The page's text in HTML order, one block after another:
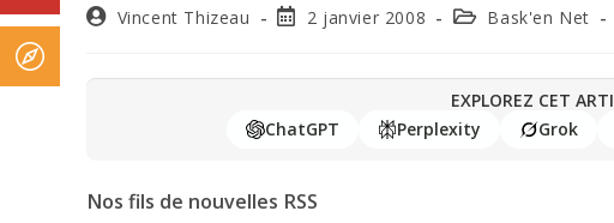
Vincent Thizeau 2 janvier 2008 Bask'en Net
EXPLOREZ CET
ChatGPT
Perplexity Grok
Nos fils de nouvelles RSS